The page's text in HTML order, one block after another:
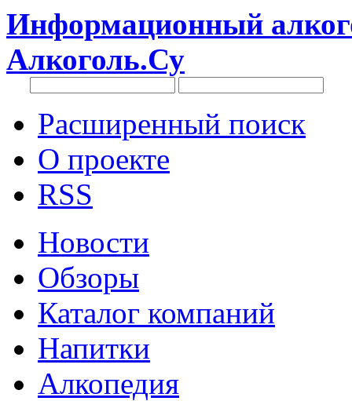
Информационный
Алкоголь.Су
Расширенный поиск
О проекте
RSS
Новости
Обзоры
Каталог компаний
Напитки
Алкопедия